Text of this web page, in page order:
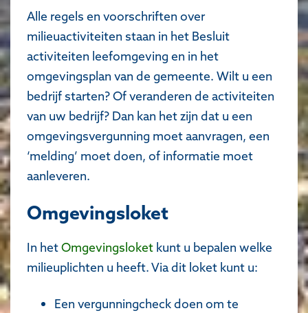
Alle regels en voorschriften over
milieuactiviteiten staan in het Besluit
activiteiten leefomgeving en in het
omgevingsplan van de gemeente. Wilt u een
bedrijf starten? Of veranderen de activiteiten
van uw bedrijf? Dan kan het zijn dat u een
omgevingsvergunning moet aanvragen, een
‘melding’ moet doen, of informatie moet
aanleveren.
Omgevingsloket
In hetOmgevingsloket kunt u bepalen welke
milieuplichten u heeft. Via dit loket kunt u:
Een vergunningcheck doen om te